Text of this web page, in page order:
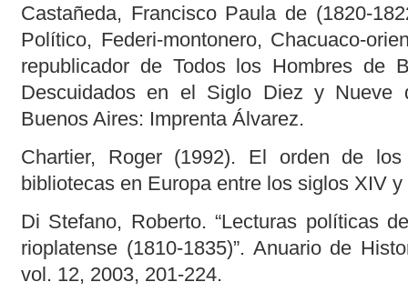
Castañeda, Francisco Paula de (1820-
Político, Federi-montonero, Chacuaco-
republicador de Todos los Hombres de
Descuidados en el Siglo Diez y Nueve
Buenos Aires: Imprenta Álvarez.
Chartier, Roger (1992). El orden de
bibliotecas en Europa entre los siglos XIV
Di Stefano, Roberto. “Lecturas políticas
rioplatense (1810-1835)”. Anuario de
vol. 12, 2003, 201-224.